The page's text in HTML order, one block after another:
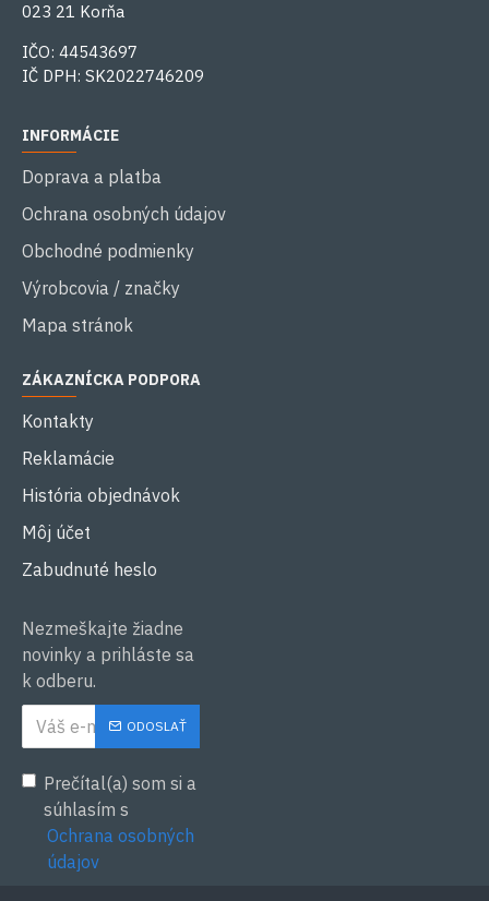
023 21 Korňa
IČO: 44543697
IČ DPH: SK2022746209
INFORMÁCIE
Doprava a platba
Ochrana osobných údajov
Obchodné podmienky
Výrobcovia / značky
Mapa stránok
ZÁKAZNÍCKA PODPORA
Kontakty
Reklamácie
História objednávok
Môj účet
Zabudnuté heslo
Nezmeškajte žiadne
novinky a prihláste sa
k odberu.
ODOSLAŤ
Prečítal(a) som si a
súhlasím s
Ochrana osobných
údajov